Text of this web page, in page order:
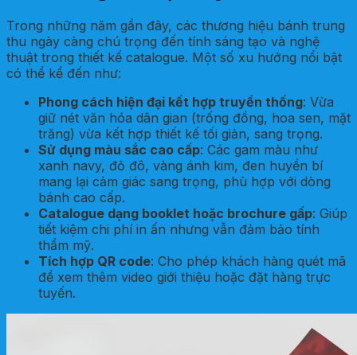
Trong những năm gần đây, các thương hiệu bánh trung
thu ngày càng chú trọng đến tính sáng tạo và nghệ
thuật trong thiết kế catalogue. Một số xu hướng nổi bật
có thể kể đến như:
Phong cách hiện đại kết hợp truyền thống: Vừa
giữ nét văn hóa dân gian (trống đồng, hoa sen, mặt
trăng) vừa kết hợp thiết kế tối giản, sang trọng.
Sử dụng màu sắc cao cấp: Các gam màu như
xanh navy, đỏ đô, vàng ánh kim, đen huyền bí
mang lại cảm giác sang trọng, phù hợp với dòng
bánh cao cấp.
Catalogue dạng booklet hoặc brochure gấp: Giúp
tiết kiệm chi phí in ấn nhưng vẫn đảm bảo tính
thẩm mỹ.
Tích hợp QR code: Cho phép khách hàng quét mã
để xem thêm video giới thiệu hoặc đặt hàng trực
tuyến.